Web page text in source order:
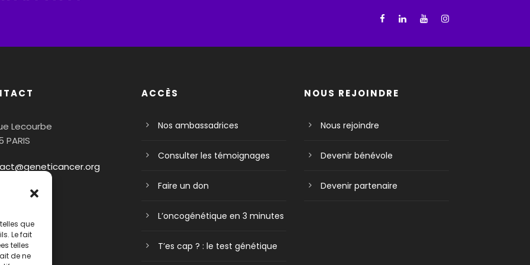
que
Le fait
telles
de ne
Lecourbe
PARIS
ACCÈS
Nos ambassadrices
Consulter les témoignages
Faire un don
L’oncogénétique en 3 minutes
T’es cap ? : le test génétique
NOUS REJOINDRE
Nous rejoindre
Devenir bénévole
Devenir partenaire